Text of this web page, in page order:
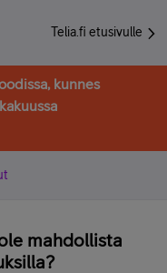
Telia.fi etusivulle
kunnes
mahdollista